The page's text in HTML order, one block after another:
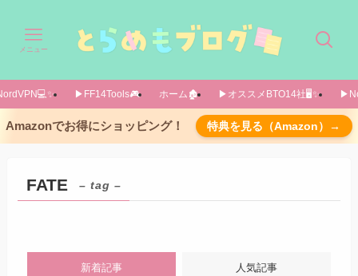
メニュー
▶FF14Tools🎮️ ホーム🏚️ ▶オススメBTO14社🖥️✨️
Amazonでお得にショッピング！ 特典を見る（Amazon）→
FATE – tag –
新着記事 人気記事